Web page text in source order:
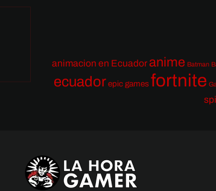
animacion en Ecuador anime Batman
ecuador epic games fortnite